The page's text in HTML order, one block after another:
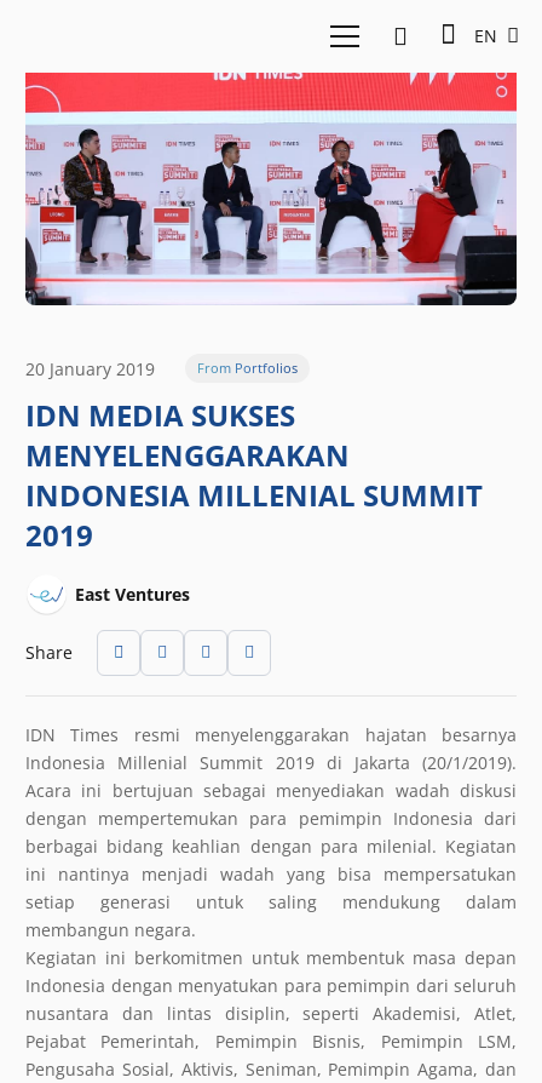
EN
20 January 2019 From Portfolios
IDN MEDIA SUKSES
MENYELENGGARAKAN
INDONESIA MILLENIAL SUMMIT
2019
East Ventures
Share
IDN Times resmi menyelenggarakan hajatan besarnya
Indonesia Millenial Summit 2019 di Jakarta (20/1/2019).
Acara ini bertujuan sebagai menyediakan wadah diskusi
dengan mempertemukan para pemimpin Indonesia dari
berbagai bidang keahlian dengan para milenial. Kegiatan
ini nantinya menjadi wadah yang bisa mempersatukan
setiap generasi untuk saling mendukung dalam
membangun negara.
Kegiatan ini berkomitmen untuk membentuk masa depan
Indonesia dengan menyatukan para pemimpin dari seluruh
nusantara dan lintas disiplin, seperti Akademisi, Atlet,
Pejabat Pemerintah, Pemimpin Bisnis, Pemimpin LSM,
Pengusaha Sosial, Aktivis, Seniman, Pemimpin Agama, dan